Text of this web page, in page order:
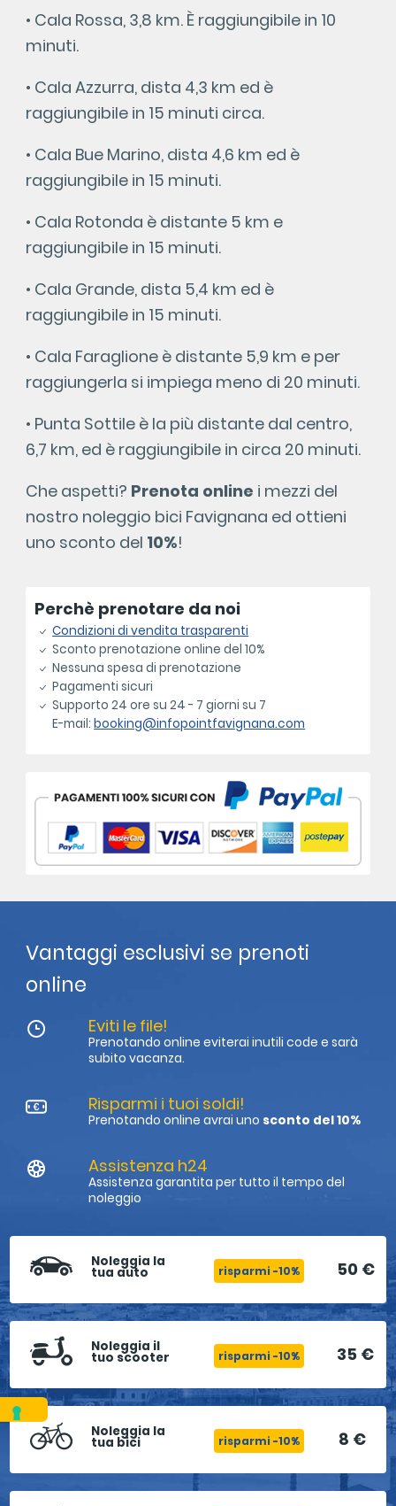
• Cala Rossa, 3,8 km. È raggiungibile in 10
minuti.
• Cala Azzurra, dista 4,3 km ed è
raggiungibile in 15 minuti circa.
• Cala Bue Marino, dista 4,6 km ed è
raggiungibile in 15 minuti.
• Cala Rotonda è distante 5 km e
raggiungibile in 15 minuti.
• Cala Grande, dista 5,4 km ed è
raggiungibile in 15 minuti.
• Cala Faraglione è distante 5,9 km e per
raggiungerla si impiega meno di 20 minuti.
• Punta Sottile è la più distante dal centro,
6,7 km, ed è raggiungibile in circa 20 minuti.
Che aspetti? Prenota online i mezzi del
nostro noleggio bici Favignana ed ottieni
uno sconto del 10%!
Perchè prenotare da noi
Condizioni di vendita trasparenti
Sconto prenotazione online del 10%
Nessuna spesa di prenotazione
Pagamenti sicuri
Supporto 24 ore su 24 - 7 giorni su 7
E-mail:booking@infopointfavignana.com
Vantaggi esclusivi se prenoti
online
Eviti le file!
Prenotando online eviterai inutili code e sarà
subito vacanza.
Risparmi i tuoi soldi!
Prenotando online avrai uno sconto del 10%
Assistenza h24
Assistenza garantita per tutto il tempo del
noleggio
Noleggia la
tua auto risparmi -10% 50 €
Noleggia il
tuo scooter risparmi -10% 35 €
Noleggia la
tua bici risparmi -10% 8 €